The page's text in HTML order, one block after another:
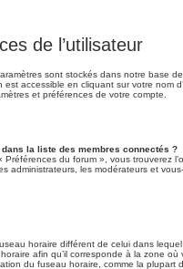
de l’utilisateur
sont stockés dans notre base
accessible en cliquant sur votre nom
et préférences de votre compte.
dans la liste des membres connectés ?
Préférences du forum », vous trouverez
administrateurs, les modérateurs et
horaire différent de celui dans
afin qu’il corresponde à la zone
du fuseau horaire, comme la plupart